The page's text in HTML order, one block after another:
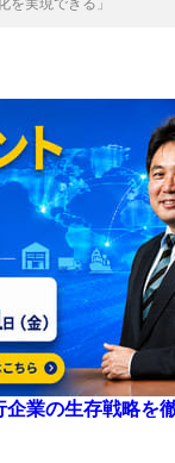
業の生存戦略を